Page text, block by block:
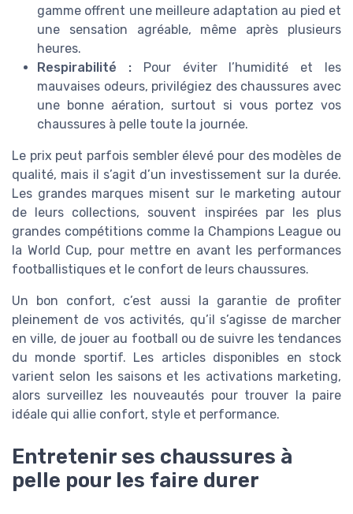
gamme offrent une meilleure adaptation au pied et
une sensation agréable, même après plusieurs
heures.
Respirabilité :Pour éviter l’humidité et les
mauvaises odeurs, privilégiez des chaussures avec
une bonne aération, surtout si vous portez vos
chaussures à pelle toute la journée.
Le prix peut parfois sembler élevé pour des modèles de
qualité, mais il s’agit d’un investissement sur la durée.
Les grandes marques misent sur le marketing autour
de leurs collections, souvent inspirées par les plus
grandes compétitions comme la Champions League ou
la World Cup, pour mettre en avant les performances
footballistiques et le confort de leurs chaussures.
Un bon confort, c’est aussi la garantie de profiter
pleinement de vos activités, qu’il s’agisse de marcher
en ville, de jouer au football ou de suivre les tendances
du monde sportif. Les articles disponibles en stock
varient selon les saisons et les activations marketing,
alors surveillez les nouveautés pour trouver la paire
idéale qui allie confort, style et performance.
Entretenir ses chaussures à
pelle pour les faire durer